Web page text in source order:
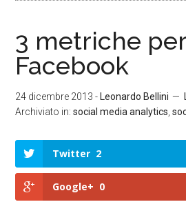
3 metriche per
Facebook
24 dicembre 2013 - Leonardo Bellini
Archiviato in:social media analytics ,
Twitter 2
Google+ 0